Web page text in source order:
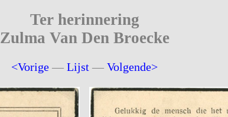
Ter herinnering
Zulma Van Den Broecke
<Vorige —Lijst —Volgende>